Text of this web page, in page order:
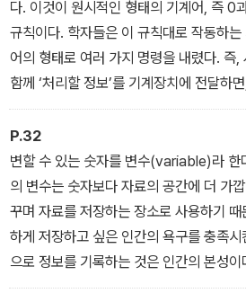
브 잡스는 프로그래밍을 배우지 않은 사
르는 사람이라고 비난한 것일까? 물론 그
각하는 방법’이란 컴퓨팅 사고를 의미한
무엇일까?
다. 이것이 원시적인 형태의 기계어, 즉 0
규칙이다. 학자들은 이 규칙대로 작동하
어의 형태로 여러 가지 명령을 내렸다. 즉,
함께 ‘처리할 정보’를 기계장치에 전달하
과’를 돌려주었다. 이때의 ‘정보 처리 절
뿌리다.
P.32
변할 수 있는 숫자를 변수(variable)라 한
의 변수는 숫자보다 자료의 공간에 더 가
꾸며 자료를 저장하는 장소로 사용하기
하게 저장하고 싶은 인간의 욕구를 충족
으로 정보를 기록하는 것은 인간의 본성
류를 저장하거나 웹 공간에 사진을 저장